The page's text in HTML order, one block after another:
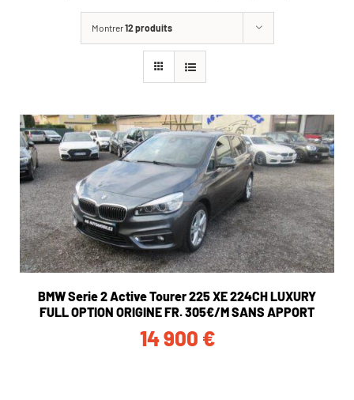
Montrer12 produits
BMW Serie 2 Active Tourer 225 XE 224CH LUXURY
FULL OPTION ORIGINE FR. 305€/M SANS APPORT
14 900 €